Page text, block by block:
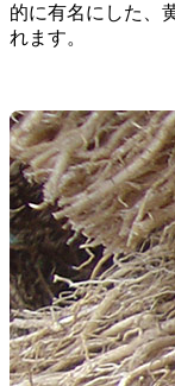
的に有名にした、
れます。